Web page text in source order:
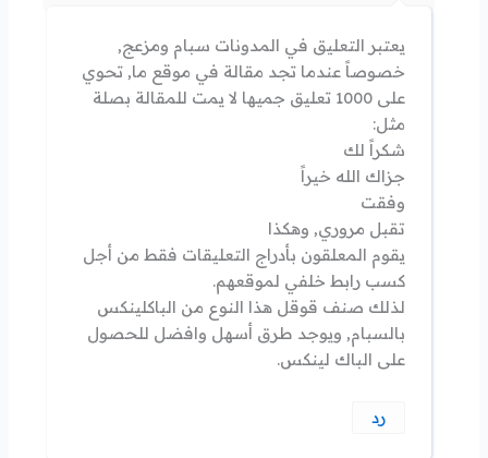
يعتبر التعليق في المدونات سبام ومزعج,
خصوصاً عندما تجد مقالة في موقع ما, تحوي
على 1000 تعليق جميها لا يمت للمقالة بصلة
مثل:
شكراً لك
جزاك الله خيراً
وفقت
تقبل مروري, وهكذا
يقوم المعلقون بأدراج التعليقات فقط من أجل
كسب رابط خلفي لموقعهم.
لذلك صنف قوقل هذا النوع من الباكلينكس
بالسبام, ويوجد طرق أسهل وافضل للحصول
على الباك لينكس.
رد